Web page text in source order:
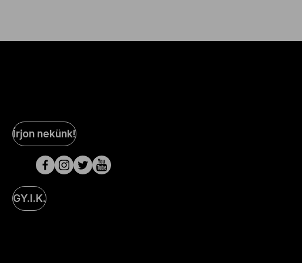
Social
Media
oldalak
Írjon nekünk!
GY.I.K.